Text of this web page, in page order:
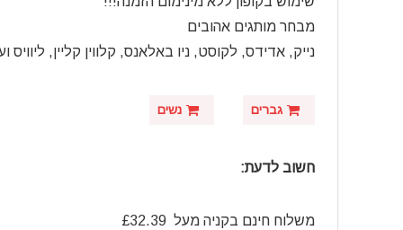
מבחר מותגים אהובים
נייק, אדידס, לקוסט, ניו באלאנס, קלווין קליין, ליוויס
גברים נשים
חשוב לדעת:
משלוח חינם בקניה מעל £32.39